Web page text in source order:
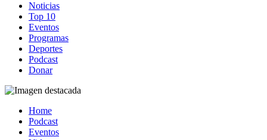
Noticias
Top 10
Eventos
Programas
Deportes
Podcast
Donar
Home
Podcast
Eventos